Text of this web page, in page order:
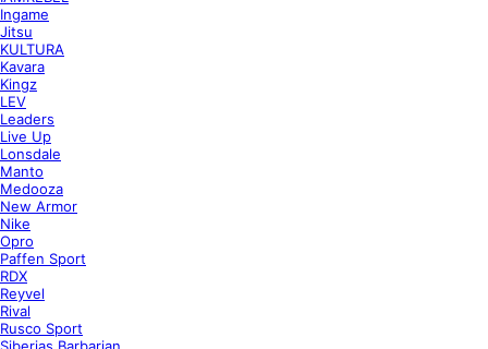
Ingame
Jitsu
KULTURA
Kavara
Kingz
LEV
Leaders
Live Up
Lonsdale
Manto
Medooza
New Armor
Nike
Opro
Paffen Sport
RDX
Reyvel
Rival
Rusco Sport